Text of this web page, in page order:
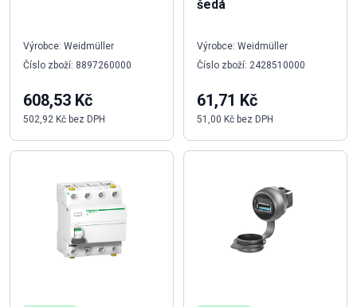
Výrobce: Weidmüller
Číslo zboží: 8897260000
608,53 Kč
502,92 Kč bez DPH
šedá
Výrobce: Weidmüller
Číslo zboží: 2428510000
61,71 Kč
51,00 Kč bez DPH